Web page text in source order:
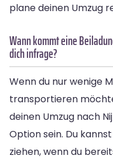
plane deinen Umzug
Wann kommt eine
dich infrage?
Wenn du nur wenige
transportieren
deinen Umzug nach
Option sein. Du
ziehen, wenn du